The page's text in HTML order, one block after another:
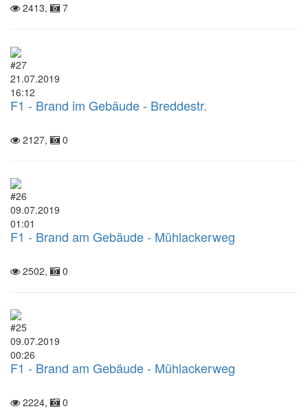
2413, 7
#27
21.07.2019
16:12
F1 - Brand im Gebäude - Breddestr.
2127, 0
#26
09.07.2019
01:01
F1 - Brand am Gebäude - Mühlackerweg
2502, 0
#25
09.07.2019
00:26
F1 - Brand am Gebäude - Mühlackerweg
2224, 0